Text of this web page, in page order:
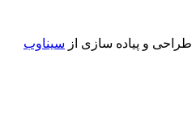
طراحی و پیاده سازی از سیناوب